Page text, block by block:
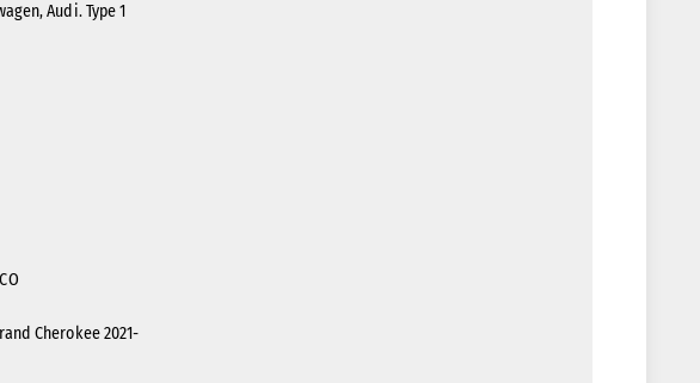
Audi. Type 1
Cherokee 2021-